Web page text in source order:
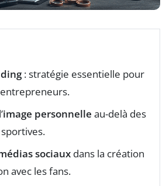
: stratégie essentielle pour
image personnelle au-delà des
sociaux dans la création
avec les fans.